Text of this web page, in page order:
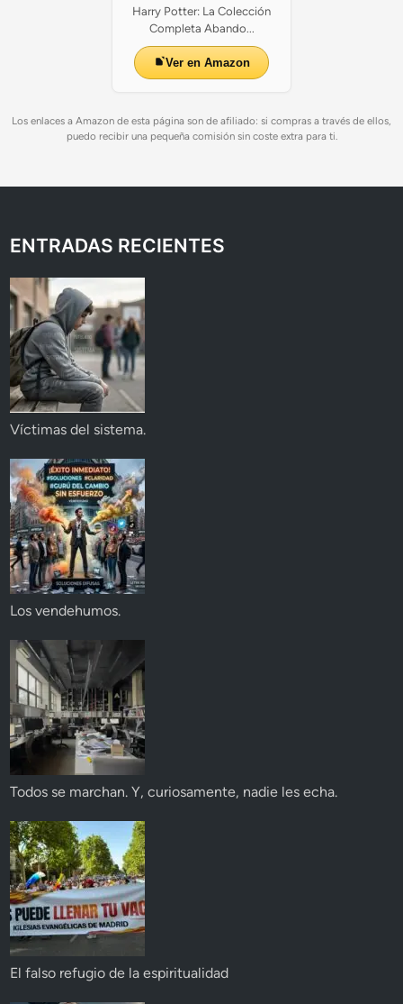
Harry Potter: La Colección
Completa Abando...
Ver en Amazon
Los enlaces a Amazon de esta página son de afiliado: si compras a través de ellos,
puedo recibir una pequeña comisión sin coste extra para ti.
ENTRADAS RECIENTES
Víctimas del sistema.
Los vendehumos.
Todos se marchan. Y, curiosamente, nadie les echa.
El falso refugio de la espiritualidad